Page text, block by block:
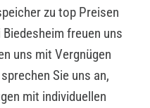
zu top Preisen
freuen uns
uns mit Vergnügen
Sie uns an,
mit individuellen